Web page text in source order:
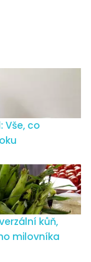
Vše, co
kůň,
milovníka